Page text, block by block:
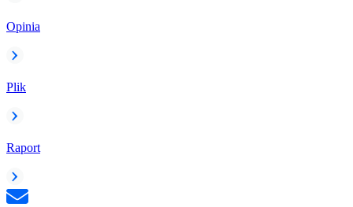
Opinia
Plik
Raport